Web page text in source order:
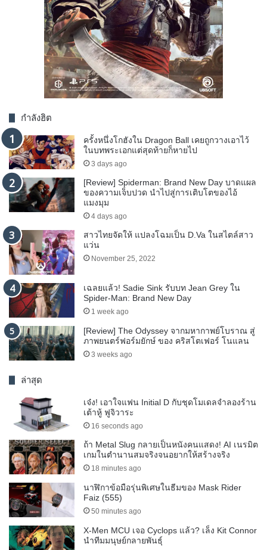
กำลังฮิต
ครั้งหนึ่งโกฮังใน Dragon Ball เคยถูกวางเอาไว้
ในบทพระเอกแต่สุดท้ายก็หายไป
3 days ago
[Review] Spiderman: Brand New Day บาดแผล
ของความเจ็บปวด นำไปสู่การเติบโตของไอ้
แมงมุม
4 days ago
สาวไทยจัดให้ แปลงโฉมเป็น D.Va ในสไตล์สาว
แว่น
November 25, 2022
เฉลยแล้ว! Sadie Sink รับบท Jean Grey ใน
Spider-Man: Brand New Day
1 week ago
[Review] The Odyssey จากมหากาพย์โบราณ สู่
ภาพยนตร์ฟอร์มยักษ์ ของ คริสโตเฟอร์ โนแลน
3 weeks ago
ล่าสุด
เจ๋ง! เอาใจแฟน Initial D กับชุดโมเดลจำลองร้าน
เต้าหู้ ฟูจิวาระ
16 seconds ago
ถ้า Metal Slug กลายเป็นหนังคนแสดง! AI เนรมิต
เกมในตำนานสมจริงจนอยากให้สร้างจริง
18 minutes ago
นาฬิกาข้อมือรุ่นพิเศษในธีมของ Mask Rider
Faiz (555)
50 minutes ago
X-Men MCU เจอ Cyclops แล้ว? เล็ง Kit Connor
นำทีมมนุษย์กลายพันธุ์